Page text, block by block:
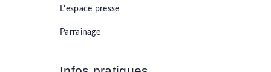
L'espace presse
Parrainage